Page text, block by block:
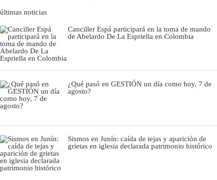
últimas noticias
Canciller Espá participará en la toma de mando
de Abelardo De La Espriella en Colombia
¿Qué pasó en GESTIÓN un día como hoy, 7 de
agosto?
Sismos en Junín: caída de tejas y aparición de
grietas en iglesia declarada patrimonio histórico